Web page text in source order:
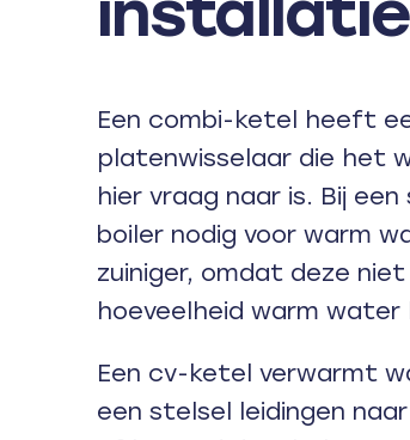
Een combi-ketel heeft
platenwisselaar die het
hier vraag naar is. Bij
boiler nodig voor warm
zuiniger, omdat deze
hoeveelheid warm
Een cv-ketel verwarmt
een stelsel leidingen